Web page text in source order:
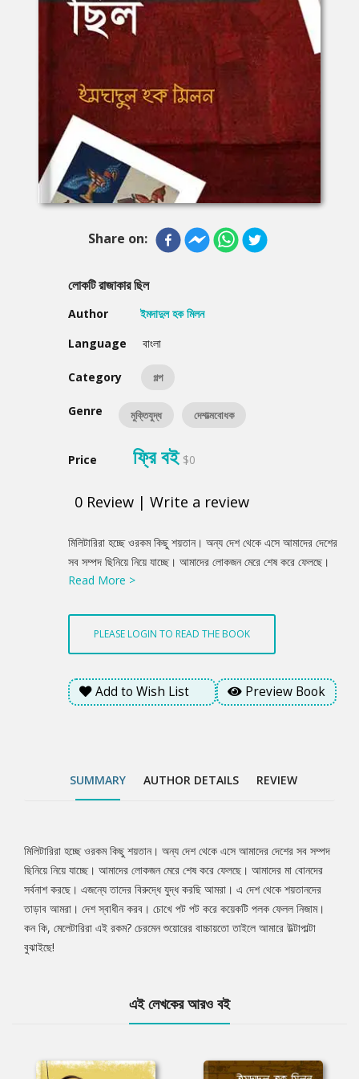
Share on:
লোকটি রাজাকার ছিল
Author
ইমদাদুল হক মিলন
Language
বাংলা
Category গল্প
Genre মুক্তিযুদ্ধ দেশাত্মবোধক
Price ফ্রি বই $0
0 Review | Write a review
Product
Summery
মিলিটারিরা হচ্ছে ওরকম কিছু শয়তান। অন্য দেশ থেকে এসে আমাদের দেশের
সব সম্পদ ছিনিয়ে নিয়ে যাচ্ছে। আমাদের লোকজন মেরে শেষ করে ফেলছে।
আমাদের মা বোনদের সর্বনাশ করছে। এজন্যে তাদের বিরুদ্ধে যুদ্ধ করছি
পট পট করে কয়েকটি পলক ফেলল নিজাম। কন কি, মেলেটারিরা এই রকম?
চেরমেন শুয়োরের বাচ্চায়তো তাইলে আমারে উল্টাপাল্টা বুঝাইছে!
Read More >
PLEASE LOGIN TO READ THE BOOK
Add to Wish List Preview Book
SUMMARY AUTHOR DETAILS REVIEW
Tab
Article
মিলিটারিরা হচ্ছে ওরকম কিছু শয়তান। অন্য দেশ থেকে এসে আমাদের দেশের সব সম্পদ
ছিনিয়ে নিয়ে যাচ্ছে। আমাদের লোকজন মেরে শেষ করে ফেলছে। আমাদের মা বোনদের
সর্বনাশ করছে। এজন্যে তাদের বিরুদ্ধে যুদ্ধ করছি আমরা। এ দেশ থেকে শয়তানদের
তাড়াব আমরা। দেশ স্বাধীন করব। চোখে পট পট করে কয়েকটি পলক ফেলল নিজাম।
কন কি, মেলেটারিরা এই রকম? চেরমেন শুয়োরের বাচ্চায়তো তাইলে আমারে উল্টাপাল্টা
বুঝাইছে!
এই লেখকের আরও বই